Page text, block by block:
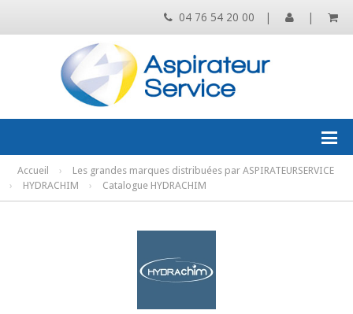
04 76 54 20 00 | |
Accueil ›
Les grandes marques distribuées par ASPIRATEURSERVICE
›
HYDRACHIM › Catalogue HYDRACHIM